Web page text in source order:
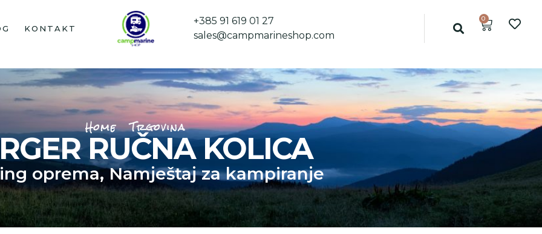
KONTAKT
+385 91 619 01 27
sales@campmarineshop.com
0
Home Trgovina
RUČNA KOLICA
oprema,Namještaj za kampiranje